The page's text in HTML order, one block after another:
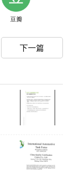
豆瓣
下一篇